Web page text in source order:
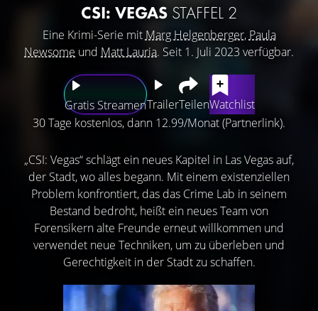
CSI: VEGAS STAFFEL 2
Eine Krimi-Serie mit Marg Helgenberger, Paula
Newsome und Matt Lauria. Seit 1. Juli 2023 verfügbar.
Gratis StreamenTrailerTeilenWatchlist
30 Tage kostenlos, dann 12.99/Monat (Partnerlink).
„CSI: Vegas“ schlägt ein neues Kapitel in Las Vegas auf,
der Stadt, wo alles begann. Mit einem existenziellen
Problem konfrontiert, das das Crime Lab in seinem
Bestand bedroht, heißt ein neues Team von
Forensikern alte Freunde erneut willkommen und
verwendet neue Techniken, um zu überleben und
Gerechtigkeit in der Stadt zu schaffen.